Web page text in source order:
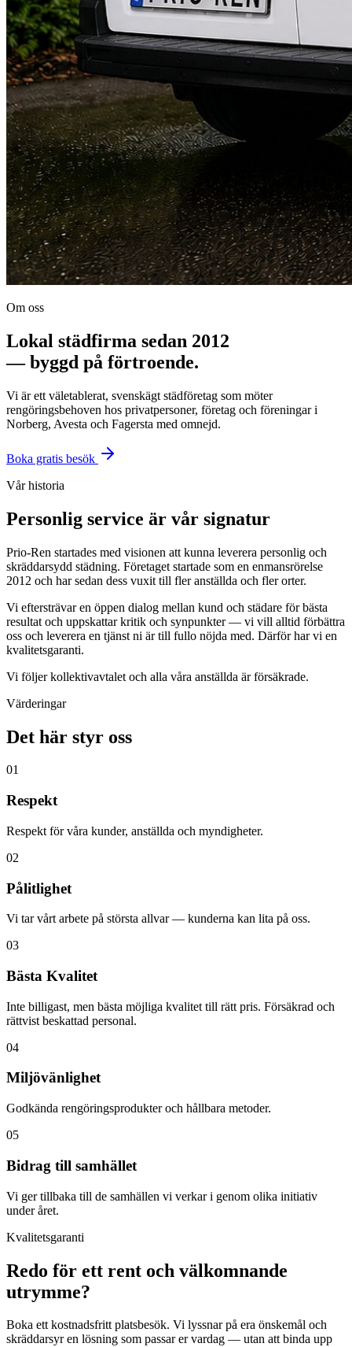
Om oss
Lokal städfirma sedan 2012
— byggd på förtroende.
Vi är ett väletablerat, svenskägt städföretag som möter
rengöringsbehoven hos privatpersoner, företag och föreningar i
Norberg, Avesta och Fagersta med omnejd.
Boka gratis besök
Vår historia
Personlig service är vår signatur
Prio-Ren startades med visionen att kunna leverera personlig och
skräddarsydd städning. Företaget startade som en enmansrörelse
2012 och har sedan dess vuxit till fler anställda och fler orter.
Vi eftersträvar en öppen dialog mellan kund och städare för bästa
resultat och uppskattar kritik och synpunkter — vi vill alltid förbättra
oss och leverera en tjänst ni är till fullo nöjda med. Därför har vi en
kvalitetsgaranti.
Vi följer kollektivavtalet och alla våra anställda är försäkrade.
Värderingar
Det här styr oss
01
Respekt
Respekt för våra kunder, anställda och myndigheter.
02
Pålitlighet
Vi tar vårt arbete på största allvar — kunderna kan lita på oss.
03
Bästa Kvalitet
Inte billigast, men bästa möjliga kvalitet till rätt pris. Försäkrad och
rättvist beskattad personal.
04
Miljövänlighet
Godkända rengöringsprodukter och hållbara metoder.
05
Bidrag till samhället
Vi ger tillbaka till de samhällen vi verkar i genom olika initiativ
under året.
Kvalitetsgaranti
Redo för ett rent och välkomnande
utrymme?
Boka ett kostnadsfritt platsbesök. Vi lyssnar på era önskemål och
skräddarsyr en lösning som passar er vardag — utan att binda upp